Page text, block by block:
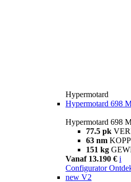
Hypermotard
Hypermotard 698
Hypermotard 698
77.5 pk
63 nm
151 kg
Vanaf 13.190 € i
Configurator
new V2